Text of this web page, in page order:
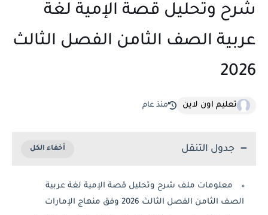
شرح وتحليل قصة الإمية لغة
عربية الصف الثامن الفصل الثالث
2026
تعليم اون لاين منذ عام
جدول التنقل
معلومات ملف شرح وتحليل قصة الإمية لغة عربية
الصف الثامن الفصل الثالث 2026 وفق منهاج الإمارات